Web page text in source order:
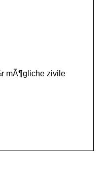
mÃ¶gliche zivile